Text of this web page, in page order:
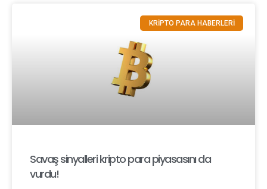
KRİPTO PARA HABERLERİ
Savaş sinyalleri kripto para piyasasını da
vurdu!